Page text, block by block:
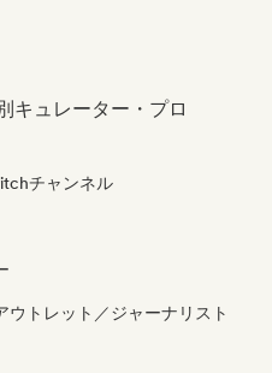
キュレーター・プロ
チャンネル
ウトレット／ジャーナリスト